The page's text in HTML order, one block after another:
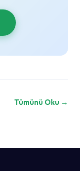
Tümünü Oku →